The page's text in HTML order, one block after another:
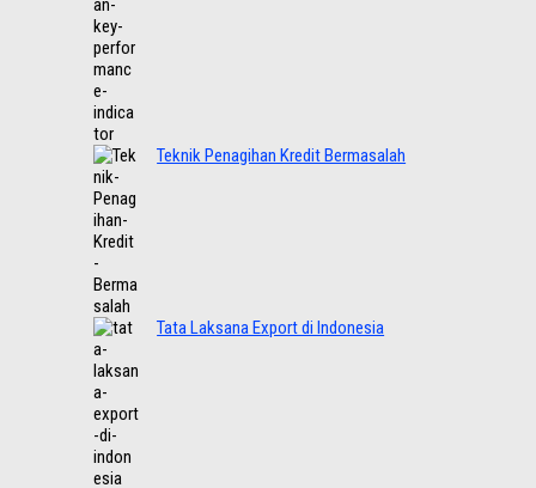
Teknik Penagihan Kredit Bermasalah
Tata Laksana Export di Indonesia